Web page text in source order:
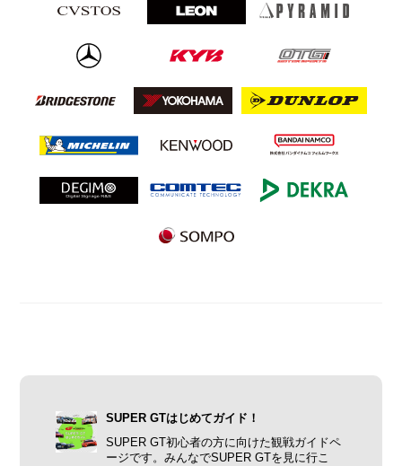
SUPER GTはじめてガイド！
SUPER GT初心者の方に向けた観戦ガイドペ
ージです。みんなでSUPER GTを見に行こ